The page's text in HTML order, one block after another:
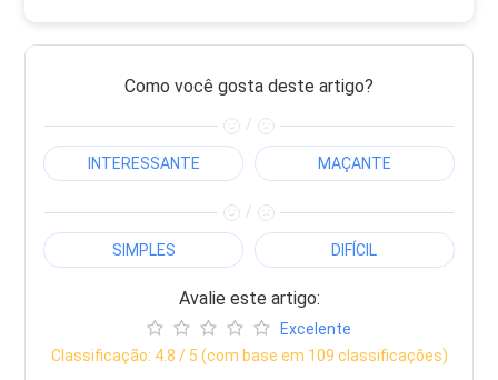
Como você gosta deste artigo?
/
INTERESSANTE MAÇANTE
/
SIMPLES DIFÍCIL
Avalie este artigo:
Excelente
Classificação: 4.8 / 5 (com base em 109 classificações)